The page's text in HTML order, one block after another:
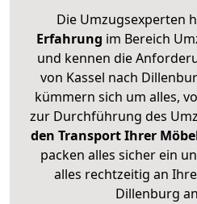
Die Umzugsexperten
Erfahrung im Bereich
und kennen die
von Kassel nach
kümmern sich um alles,
zur Durchführung des
den Transport Ihrer
packen alles sicher ein
alles rechtzeitig an
Dillenburg